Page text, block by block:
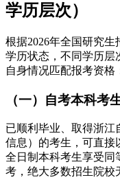
学历层次）
根据2026年全国研究
学历状态，不同学历层
自身情况匹配报考资格
（一）自考本科考
已顺利毕业、取得浙
信息）的考生，可直接
全日制本科考生享受同
考，绝大多数招生院校